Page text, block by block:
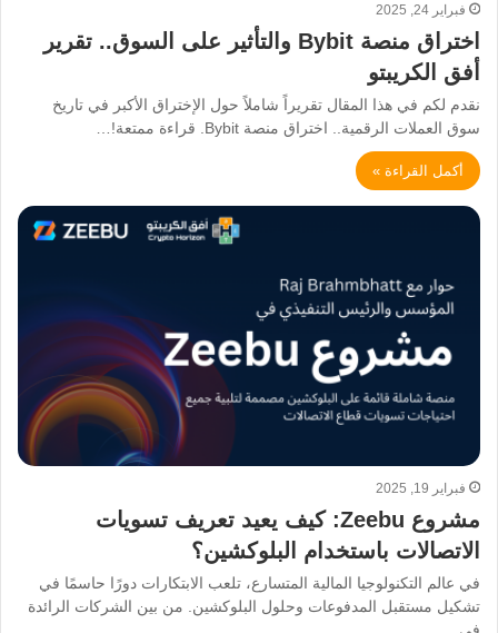
فبراير 24, 2025
اختراق منصة Bybit والتأثير على السوق.. تقرير
أفق الكريبتو
نقدم لكم في هذا المقال تقريراً شاملاً حول الإختراق الأكبر في تاريخ
سوق العملات الرقمية.. اختراق منصة Bybit. قراءة ممتعة!…
أكمل القراءة »
فبراير 19, 2025
مشروع Zeebu: كيف يعيد تعريف تسويات
الاتصالات باستخدام البلوكشين؟
في عالم التكنولوجيا المالية المتسارع، تلعب الابتكارات دورًا حاسمًا في
تشكيل مستقبل المدفوعات وحلول البلوكشين. من بين الشركات الرائدة